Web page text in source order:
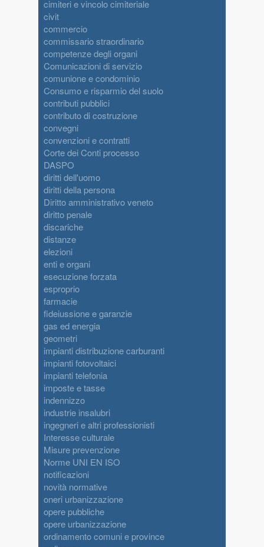
cimiteri e vincolo cimiteriale
civit
commercio
commissario straordinario
competenze degli organi
Comunicazioni di servizio
comunione e condominio
Consumo e risparmio del suolo
contributi pubblici
contributo di costruzione
convegni
convenzioni e contratti
Corte dei Conti processo
DASPO
diritti dell'uomo
diritti della persona
Diritto amministrativo veneto
diritto penale
discariche
distanze
elezioni
enti e organi
esecuzione forzata
esproprio
farmacie
fideiussione e garanzie
gas ed energia
geometri
impianti distribuzione carburanti
impianti fotovoltaici
impianti telefonia
imposte e tasse
indennizzo
industrie insalubri
ingegneri e altri professionisti
Interesse culturale
Misure prevenzione
Norme UNI EN ISO
notificazioni
novità normative
oneri urbanizzazione
opere pubbliche
opere urbanizzazione
ordinamento comuni e province